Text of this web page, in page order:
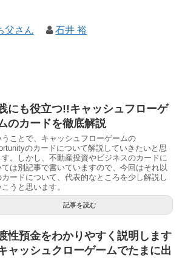
父さん 石井 裕
にも役立つ!!キャッシュフローゲ
のカードを徹底解説
うことで、キャッシュフローゲームの
のカードについて解説していきたいと思
す。しかし、不動産投資やビジネスのカードに
ては別記事で書いていますので、今回はそれ以
カードについて、代表的なところを少し解説し
うと思います。
記事を読む
性預金をわかりやすく説明します
キャッシュクローゲームでたまに出